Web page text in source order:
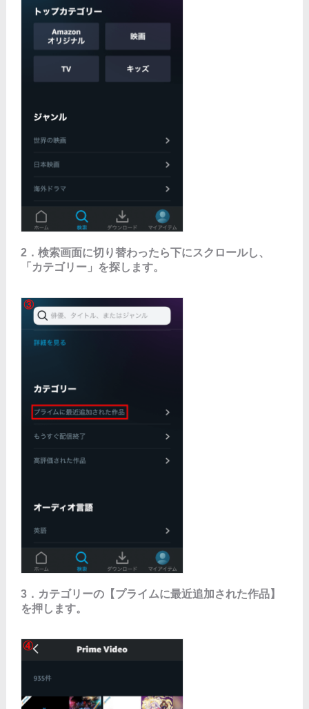
2．検索画面に切り替わったら下にスクロールし、
「カテゴリー」を探します。
3．カテゴリーの【プライムに最近追加された作品】
を押します。